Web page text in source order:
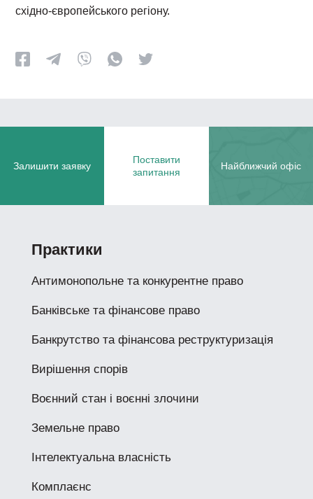
східно-європейського регіону.
Залишити заявку
Поставити
запитання
Найближчий офіс
Практики
Антимонопольне та конкурентне право
Банківське та фінансове право
Банкрутство та фінансова реструктуризація
Вирішення спорів
Воєнний стан і воєнні злочини
Земельне право
Інтелектуальна власність
Комплаєнс